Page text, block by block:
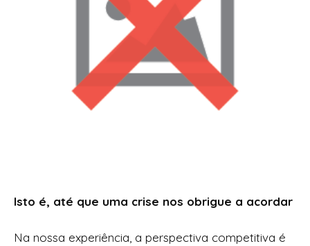
Isto é, até que uma crise nos obrigue a acordar
Na nossa experiência, a perspectiva competitiva é